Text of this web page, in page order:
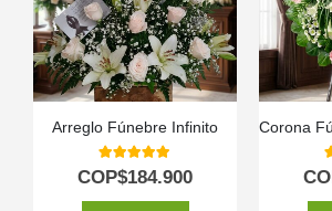
Arreglo Fúnebre Infinito
5.00out of 5
COP$184.900